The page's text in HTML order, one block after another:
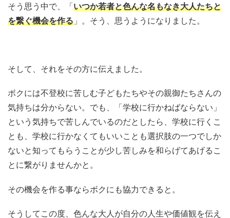
そう思う中で、「 いつか若者と色んな名もなき大人たちと
を繋ぐ機会を作る 」。そう、思うようになりました。
そして、それをその方に伝えました。
ボクには不登校に苦しむ子どもたちやその親御たちさんの
気持ちは分からない。でも、「学校に行かねばならない」
という気持ちで苦しんでいるのだとしたら、学校に行くこ
とも、学校に行かなくてもいいことも選択肢の一つでしか
ないと知ってもらうことが少し苦しみを和らげてあげるこ
とに繋がりませんかと。
その機会を作る事ならボクにも協力できると。
そうしてこの度、色んな大人が自分の人生や価値観を伝え